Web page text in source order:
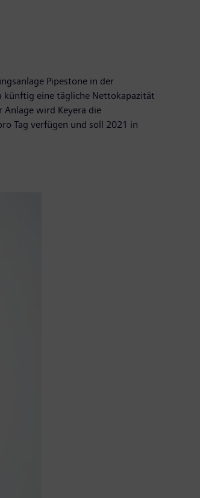
Pipestone in der
künftig eine tägliche Nettokapazität
Anlage wird Keyera die
Tag verfügen und soll 2021 in